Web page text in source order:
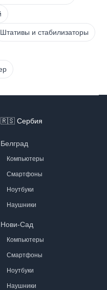
Штативы и стабилизаторы
🇷🇸 Сербия
Белград
Компьютеры
Смартфоны
Ноутбуки
Наушники
Нови-Сад
Компьютеры
Смартфоны
Ноутбуки
Наушники